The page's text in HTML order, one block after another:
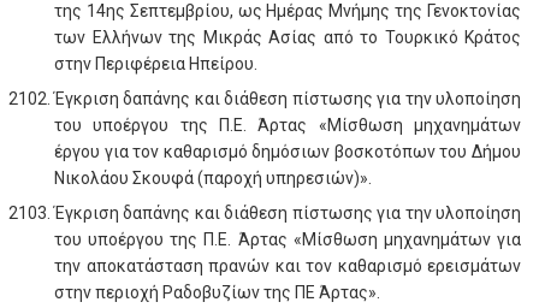
της 14ης Σεπτεμβρίου, ως Ημέρας Μνήμης της Γενοκτονίας
των Ελλήνων της Μικράς Ασίας από το Τουρκικό Κράτος
στην Περιφέρεια Ηπείρου.
Έγκριση δαπάνης και διάθεση πίστωσης για την υλοποίηση
του υποέργου της Π.Ε. Άρτας «Μίσθωση μηχανημάτων
έργου για τον καθαρισμό δημόσιων βοσκοτόπων του Δήμου
Νικολάου Σκουφά (παροχή υπηρεσιών)».
Έγκριση δαπάνης και διάθεση πίστωσης για την υλοποίηση
του υποέργου της Π.Ε. Άρτας «Μίσθωση μηχανημάτων για
την αποκατάσταση πρανών και τον καθαρισμό ερεισμάτων
στην περιοχή Ραδοβυζίων της ΠΕ Άρτας».